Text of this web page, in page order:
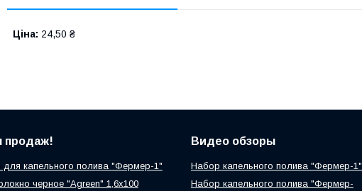
Ціна: 24,50 ₴
продаж!
капельного полива "Фермер-1"
черное "Agreen" 1,6х100
Видео обзоры
Набор капельного полива "Фермер-1"
Набор капельного полива "Фермер-